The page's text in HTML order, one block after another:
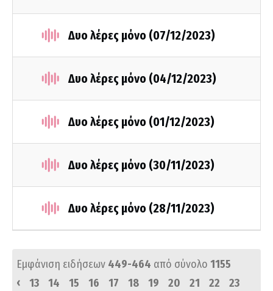
Δυο λέρες μόνο (07/12/2023)
Δυο λέρες μόνο (04/12/2023)
Δυο λέρες μόνο (01/12/2023)
Δυο λέρες μόνο (30/11/2023)
Δυο λέρες μόνο (28/11/2023)
Εμφάνιση ειδήσεων 449-464 από σύνολο 1155
‹
13 14 15 16 17 18 19 20 21 22
23